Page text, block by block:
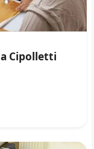
Cipolletti